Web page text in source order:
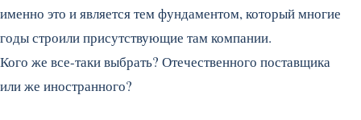
именно это и является тем фундаментом, который многие
годы строили присутствующие там компании.
Кого же все-таки выбрать? Отечественного поставщика
или же иностранного?